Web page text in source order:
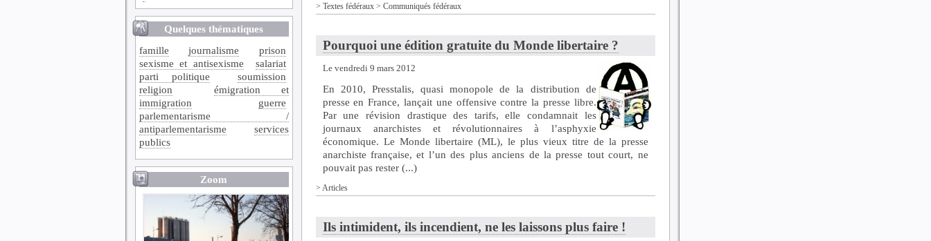
Quelques thématiques
famille
journalisme
prison
sexisme et antisexisme
salariat
parti politique
soumission
religion
émigration et
immigration
guerre
parlementarisme /
antiparlementarisme
services
publics
Zoom
> Textes fédéraux> Communiqués fédéraux
Pourquoi une édition gratuite du Monde libertaire ?
Le vendredi 9 mars 2012
En 2010, Presstalis, quasi monopole de la distribution de
presse en France, lançait une offensive contre la presse libre.
Par une révision drastique des tarifs, elle condamnait les
journaux anarchistes et révolutionnaires à l’asphyxie
économique. Le Monde libertaire (ML), le plus vieux titre de la presse
anarchiste française, et l’un des plus anciens de la presse tout court, ne
pouvait pas rester (...)
> Articles
Ils intimident, ils incendient, ne les laissons plus faire !